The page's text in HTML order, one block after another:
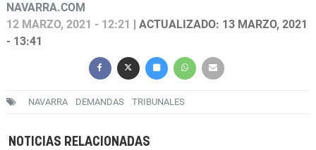
NAVARRA.COM
12 MARZO, 2021 - 12:21
| ACTUALIZADO: 13 MARZO, 2021
- 13:41
NAVARRA DEMANDAS TRIBUNALES
NOTICIAS RELACIONADAS